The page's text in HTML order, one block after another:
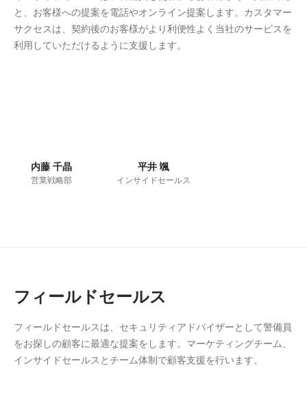
と、お客様への提案を電話やオンライン提案します。カスタマー
サクセスは、契約後のお客様がより利便性よく当社のサービスを
利用していただけるように支援します。
内藤 千晶
営業戦略部
平井 颯
インサイドセールス
フィールドセールス
フィールドセールスは、セキュリティアドバイザーとして警備員
をお探しの顧客に最適な提案をします。マーケティングチーム、
インサイドセールスとチーム体制で顧客支援を行います。